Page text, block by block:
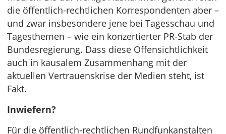
die öffentlich-rechtlichen Korrespondenten aber –
und zwar insbesondere jene bei Tagesschau und
Tagesthemen – wie ein konzertierter PR-Stab der
Bundesregierung. Dass diese Offensichtlichkeit
auch in kausalem Zusammenhang mit der
aktuellen Vertrauenskrise der Medien steht, ist
Fakt.
Inwiefern?
Für die öffentlich-rechtlichen Rundfunkanstalten